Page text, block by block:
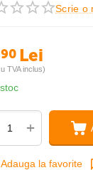
Scrie o
90 Lei
TVA inclus)
+
Adauga la favorite